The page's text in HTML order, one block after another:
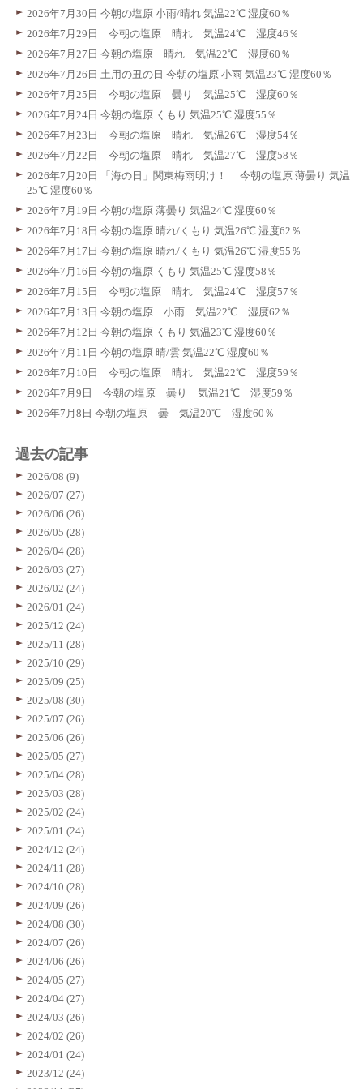
2026年7月30日 今朝の塩原 小雨/晴れ 気温22℃ 湿度60％
2026年7月29日 今朝の塩原 晴れ 気温24℃ 湿度46％
2026年7月27日 今朝の塩原 晴れ 気温22℃ 湿度60％
2026年7月26日 土用の丑の日 今朝の塩原 小雨 気温23℃ 湿度60％
2026年7月25日 今朝の塩原 曇り 気温25℃ 湿度60％
2026年7月24日 今朝の塩原 くもり 気温25℃ 湿度55％
2026年7月23日 今朝の塩原 晴れ 気温26℃ 湿度54％
2026年7月22日 今朝の塩原 晴れ 気温27℃ 湿度58％
2026年7月20日 「海の日」関東梅雨明け！ 今朝の塩原 薄曇り 気温
25℃ 湿度60％
2026年7月19日 今朝の塩原 薄曇り 気温24℃ 湿度60％
2026年7月18日 今朝の塩原 晴れ/くもり 気温26℃ 湿度62％
2026年7月17日 今朝の塩原 晴れ/くもり 気温26℃ 湿度55％
2026年7月16日 今朝の塩原 くもり 気温25℃ 湿度58％
2026年7月15日 今朝の塩原 晴れ 気温24℃ 湿度57％
2026年7月13日 今朝の塩原 小雨 気温22℃ 湿度62％
2026年7月12日 今朝の塩原 くもり 気温23℃ 湿度60％
2026年7月11日 今朝の塩原 晴/雲 気温22℃ 湿度60％
2026年7月10日 今朝の塩原 晴れ 気温22℃ 湿度59％
2026年7月9日 今朝の塩原 曇り 気温21℃ 湿度59％
2026年7月8日 今朝の塩原 曇 気温20℃ 湿度60％
過去の記事
2026/08 (9)
2026/07 (27)
2026/06 (26)
2026/05 (28)
2026/04 (28)
2026/03 (27)
2026/02 (24)
2026/01 (24)
2025/12 (24)
2025/11 (28)
2025/10 (29)
2025/09 (25)
2025/08 (30)
2025/07 (26)
2025/06 (26)
2025/05 (27)
2025/04 (28)
2025/03 (28)
2025/02 (24)
2025/01 (24)
2024/12 (24)
2024/11 (28)
2024/10 (28)
2024/09 (26)
2024/08 (30)
2024/07 (26)
2024/06 (26)
2024/05 (27)
2024/04 (27)
2024/03 (26)
2024/02 (26)
2024/01 (24)
2023/12 (24)